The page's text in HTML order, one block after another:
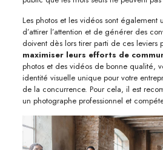
Les photos et les vidéos sont également
d’attirer l’attention et de générer des
doivent dès lors tirer parti de ces leviers
maximiser leurs efforts de
photos et des vidéos de bonne qualité,
identité visuelle unique pour votre
de la concurrence. Pour cela, il est
un photographe professionnel et